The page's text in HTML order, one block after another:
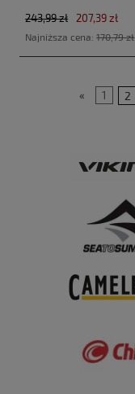
207,39 zł
243,99 zł
Najniższa cena:170,79 zł
« 1 2